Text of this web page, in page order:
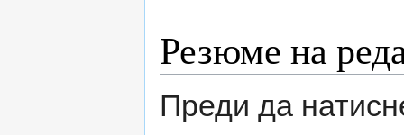
Резюме на
Преди да